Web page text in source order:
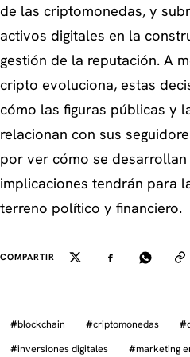
de las criptomonedas, y
activos digitales en la
gestión de la reputación. A
cripto evoluciona, estas
cómo las figuras públicas y
relacionan con sus
por ver cómo se
implicaciones tendrán para
terreno político y financiero.
COMPARTIR
#blockchain #criptomonedas #
#inversiones digitales #marketing